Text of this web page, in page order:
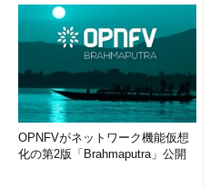
OPNFVがネットワーク機能仮想
化の第2版「Brahmaputra」公開